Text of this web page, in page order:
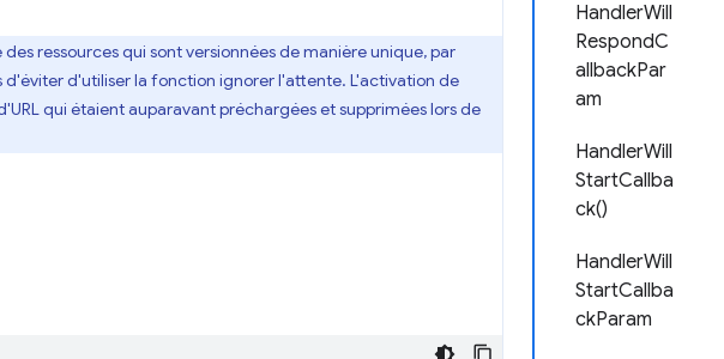
HandlerWill
RespondC
allbackPar
am
HandlerWill
StartCallba
ck()
HandlerWill
StartCallba
ckParam
ressources qui sont versionnées de manière unique, par
d'éviter d'utiliser la fonction ignorer l'attente. L'activation de
qui étaient auparavant préchargées et supprimées lors de